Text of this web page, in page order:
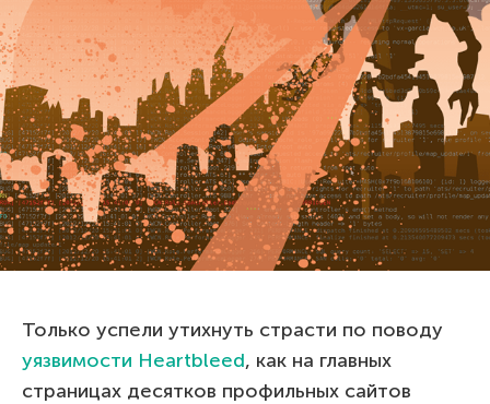
Только успели утихнуть страсти по поводу
уязвимости Heartbleed, как на главных
страницах десятков профильных сайтов